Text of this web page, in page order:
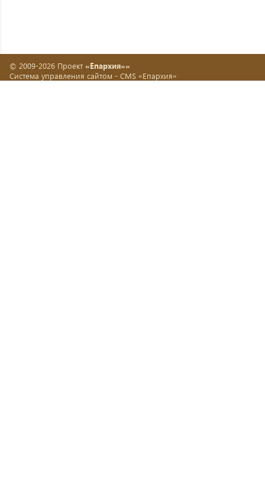
© 2009-2026 Проект «Епархия»»
Система управления сайтом - CMS «Епархия»